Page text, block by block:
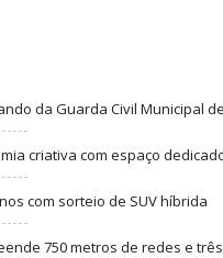
da Guarda Civil Municipal
criativa com espaço
com sorteio de SUV híbrida
750 metros de redes e